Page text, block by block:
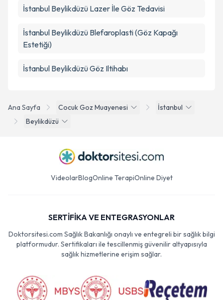
Ana Sayfa Cocuk Goz Muayenesi
İstanbul
Beylikdüzü
İstanbul Beylikdüzü Lazer İle Göz Tedavisi
İstanbul Beylikdüzü Blefaroplasti (Göz Kapağı
Estetiği)
İstanbul Beylikdüzü Göz Iltihabı
VideolarBlogOnline TerapiOnline Diyet
SERTİFİKA VE ENTEGRASYONLAR
Doktorsitesi.com Sağlık Bakanlığı onaylı ve entegreli bir sağlık bilgi
platformudur. Sertifikaları ile tescillenmiş güvenilir altyapısıyla
sağlık hizmetlerine erişim sağlar.